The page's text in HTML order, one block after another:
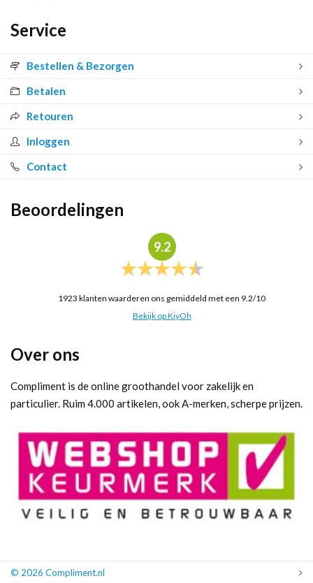
Service
Bestellen & Bezorgen
Betalen
Retouren
Inloggen
Contact
Beoordelingen
9.2
1923 klanten waarderen ons gemiddeld met een 9.2/10
Bekijk op KiyOh
Over ons
Compliment is de online groothandel voor zakelijk en
particulier. Ruim 4.000 artikelen, ook A-merken, scherpe prijzen.
© 2026 Compliment.nl